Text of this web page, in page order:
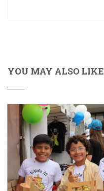
YOU MAY ALSO LIKE